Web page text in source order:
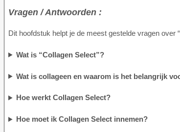
Vragen / Antwoorden :
Dit hoofdstuk helpt je de meest gestelde vragen over
Wat is “Collagen Select”?
Wat is collageen en waarom is het belangrijk
Hoe werkt Collagen Select?
Hoe moet ik Collagen Select innemen?